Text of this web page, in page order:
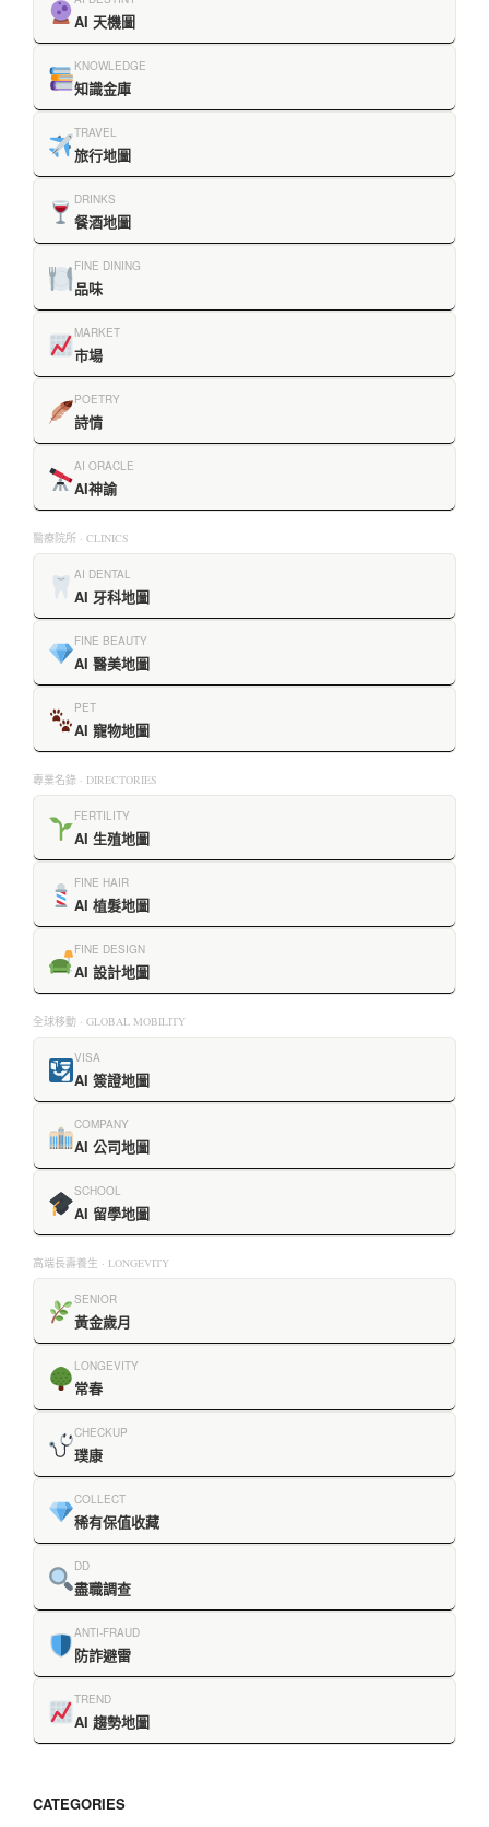
AI 天機圖
KNOWLEDGE
知識金庫
TRAVEL
旅行地圖
DRINKS
餐酒地圖
FINE DINING
品味
MARKET
市場
POETRY
詩情
AI ORACLE
AI神諭
醫療院所 · CLINICS
AI DENTAL
AI 牙科地圖
FINE BEAUTY
AI 醫美地圖
PET
AI 寵物地圖
專業名錄 · DIRECTORIES
FERTILITY
AI 生殖地圖
FINE HAIR
AI 植髮地圖
FINE DESIGN
AI 設計地圖
全球移動 · GLOBAL MOBILITY
VISA
AI 簽證地圖
COMPANY
AI 公司地圖
SCHOOL
AI 留學地圖
高端長壽養生 · LONGEVITY
SENIOR
黃金歲月
LONGEVITY
常春
CHECKUP
璞康
COLLECT
稀有保值收藏
DD
盡職調查
ANTI-FRAUD
防詐避雷
TREND
AI 趨勢地圖
CATEGORIES